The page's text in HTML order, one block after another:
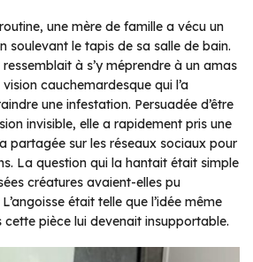
une mère de famille a vécu un
soulevant le tapis de sa salle de bain.
ressemblait à s’y méprendre à un amas
cauchemardesque qui l’a
une infestation. Persuadée d’être
invisible, elle a rapidement pris une
partagée sur les réseaux sociaux pour
La question qui la hantait était simple
créatures avaient-elles pu
était telle que l’idée même
pièce lui devenait insupportable.